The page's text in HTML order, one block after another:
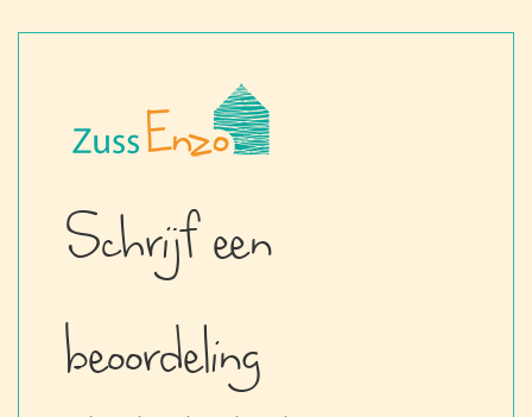
Schrijf een
beoordeling